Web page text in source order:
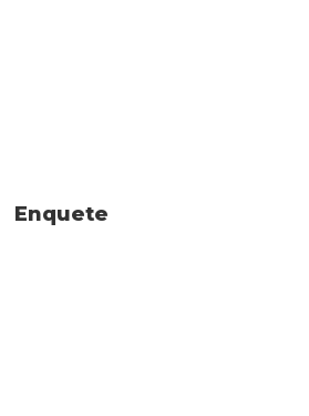
Enquete